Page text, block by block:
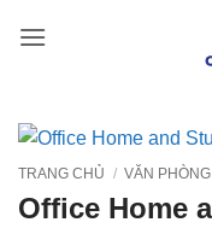
qua
TRANG CHỦ / VĂN PHÒNG
Office Home